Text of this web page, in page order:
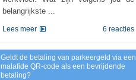
belangrijkste ...
6 reacties
Lees meer
Geldt de betaling van parkeergeld via een
malafide QR-code als een bevrijdende
betaling?